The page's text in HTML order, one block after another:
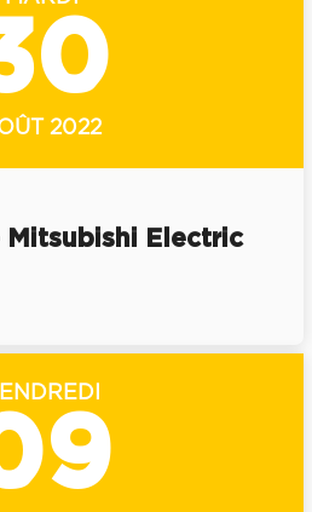
2022
Mitsubishi Electric